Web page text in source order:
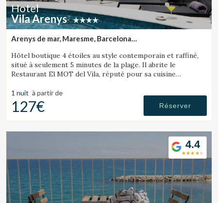
Hotel
Vila Arenys
Arenys de mar, Maresme, Barcelona
Hôtel boutique 4 étoiles au style contemporain et raffiné,
situé à seulement 5 minutes de la plage. Il abrite le
Restaurant El MOT del Vila, réputé pour sa cuisine
1 nuit à partir de
127€ Réserver
4.4